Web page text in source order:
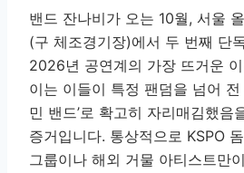
밴드 잔나비가 오는 10월, 서울
(구 체조경기장)에서 두 번째 단
2026년 공연계의 가장 뜨거운
이는 이들이 특정 팬덤을 넘어 전
민 밴드’로 확고히 자리매김했음
증거입니다. 통상적으로 KSPO
그룹이나 해외 거물 아티스트만